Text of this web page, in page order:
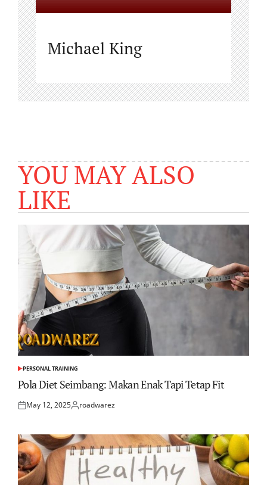
Michael King
YOU MAY ALSO
LIKE
POSTED
IN
PERSONAL TRAINING
Pola Diet Seimbang: Makan Enak Tapi Tetap Fit
Posted
May 12, 2025Posted
roadwarez